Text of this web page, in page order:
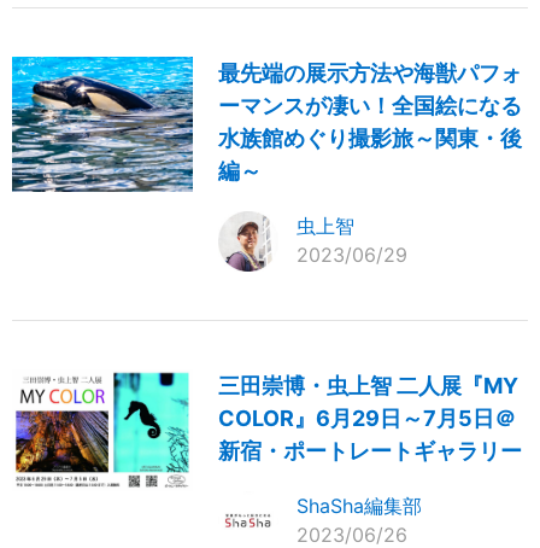
最先端の展示方法や海獣パフォ
ーマンスが凄い！全国絵になる
水族館めぐり撮影旅～関東・後
編～
虫上智
2023/06/29
三田崇博・虫上智 二人展『MY
COLOR』6月29日～7月5日＠
新宿・ポートレートギャラリー
ShaSha編集部
2023/06/26